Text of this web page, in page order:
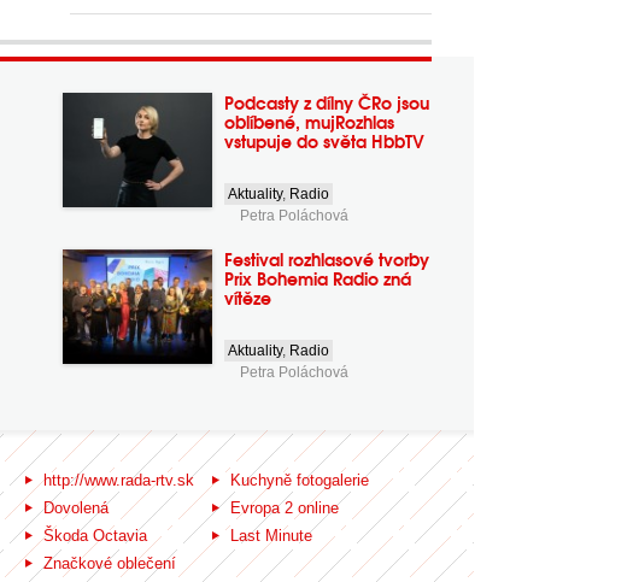
Podcasty z dílny ČRo jsou
oblíbené, mujRozhlas
vstupuje do světa HbbTV
Aktuality, Radio
Petra Poláchová
Festival rozhlasové tvorby
Prix Bohemia Radio zná
vítěze
Aktuality, Radio
Petra Poláchová
http://www.rada-rtv.sk
Kuchyně fotogalerie
Dovolená
Evropa 2 online
Škoda Octavia
Last Minute
Značkové oblečení